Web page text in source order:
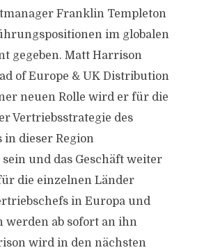
Franklin Templeton
im globalen
gegeben. Matt Harrison
of Europe & UK Distribution
neuen Rolle wird er für die
Vertriebsstrategie des
dieser Region
und das Geschäft weiter
die einzelnen Länder
in Europa und
werden ab sofort an ihn
wird in den nächsten